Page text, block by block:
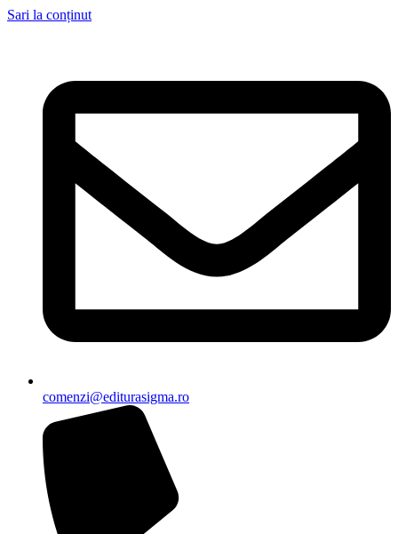
Sari la conținut
comenzi@editurasigma.ro